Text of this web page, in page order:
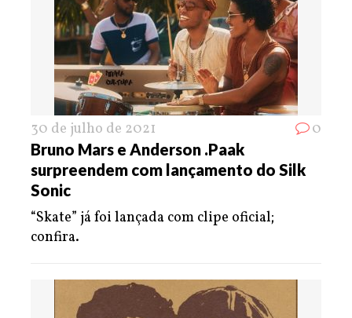
30 de julho de 2021 0
Bruno Mars e Anderson .Paak
surpreendem com lançamento do Silk
Sonic
“Skate” já foi lançada com clipe oficial;
confira.